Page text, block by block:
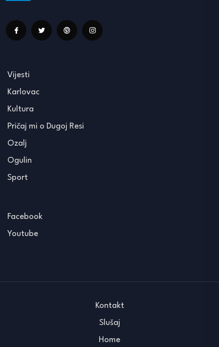
Vijesti
Karlovac
Kultura
Pričaj mi o Dugoj Resi
Ozalj
Ogulin
Sport
Facebook
Youtube
Kontakt
Slušaj
Home